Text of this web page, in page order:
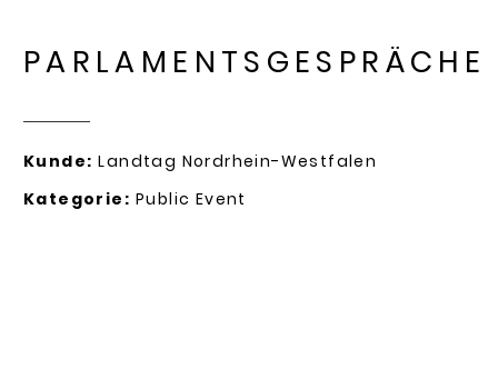
PARLAMENTSGESPRÄCHE
Kunde: Landtag Nordrhein-Westfalen
Kategorie: Public Event